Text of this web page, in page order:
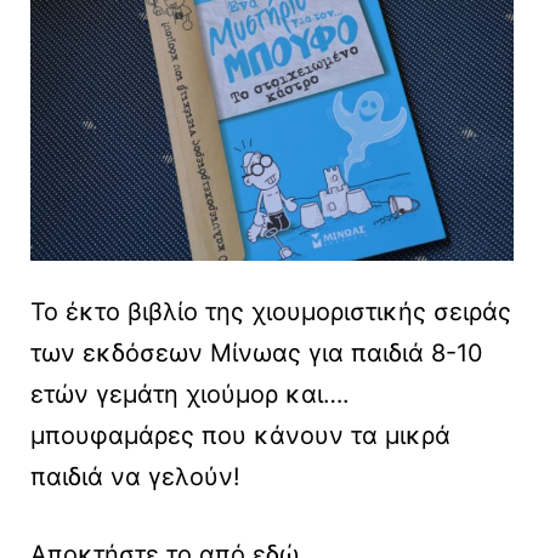
Το έκτο βιβλίο της χιουμοριστικής σειράς
των εκδόσεων Μίνωας για παιδιά 8-10
ετών γεμάτη χιούμορ και….
μπουφαμάρες που κάνουν τα μικρά
παιδιά να γελούν!